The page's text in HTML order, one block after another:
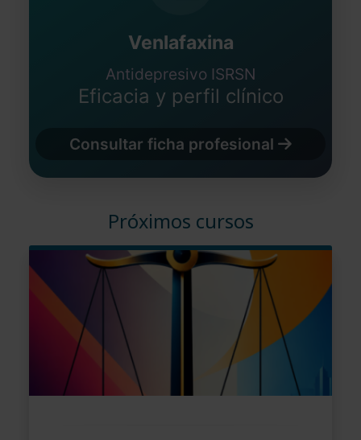
Venlafaxina
Antidepresivo ISRSN
Eficacia y perfil clínico
Consultar ficha profesional
Próximos cursos